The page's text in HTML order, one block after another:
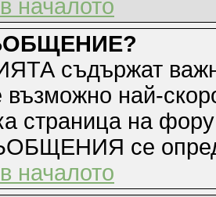
началото
съдържат
възможно най-
страница на
се
началото